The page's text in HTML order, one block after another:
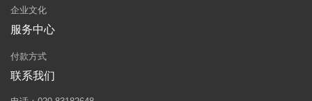
企业文化
服务中心
付款方式
联系我们